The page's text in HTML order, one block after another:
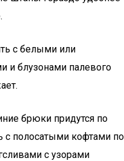
с белыми или
и блузонами палевого
брюки придутся по
с полосатыми кофтами по
с узорами